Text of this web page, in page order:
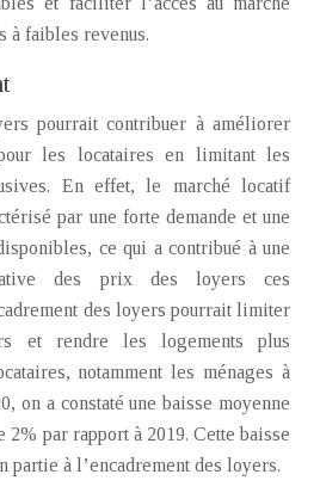
à faibles revenus.
pourrait contribuer à améliorer
les locataires en limitant les
En effet, le marché locatif
par une forte demande et une
ce qui a contribué à une
des prix des loyers ces
des loyers pourrait limiter
et rendre les logements plus
notamment les ménages à
on a constaté une baisse moyenne
par rapport à 2019. Cette baisse
partie à l’encadrement des loyers.